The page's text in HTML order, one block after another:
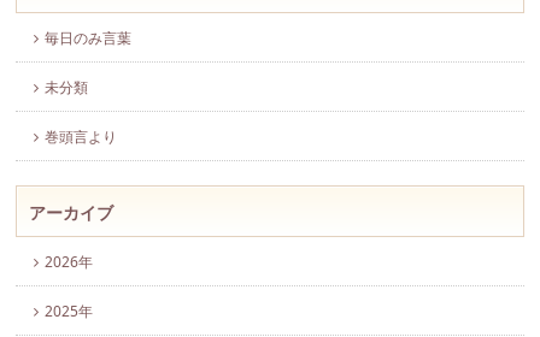
毎日のみ言葉
未分類
巻頭言より
アーカイブ
2026年
2025年